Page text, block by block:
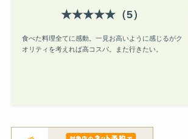
★★★★★（5）
食べた料理全てに感動。一見お高いように感じるがク
オリティを考えれば高コスパ。また行きたい。